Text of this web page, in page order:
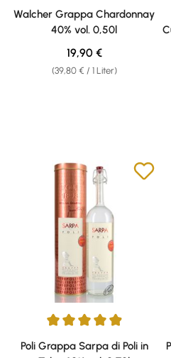
Durchschnittliche Bewertung
Walcher Grappa Chardonnay
40% vol. 0,50l
(39,80 € / 1 Liter)
Regulärer Preis:
19,90 €
Durchschnittliche Bewertung
Poli Grappa Sarpa di Poli in